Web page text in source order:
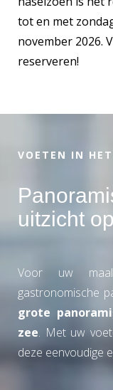
tot en met
november 2026.
reserveren!
VOETEN IN
uitzicht
Voor uw
gastronomische
grote
zee. Met uw
deze eenvoudige